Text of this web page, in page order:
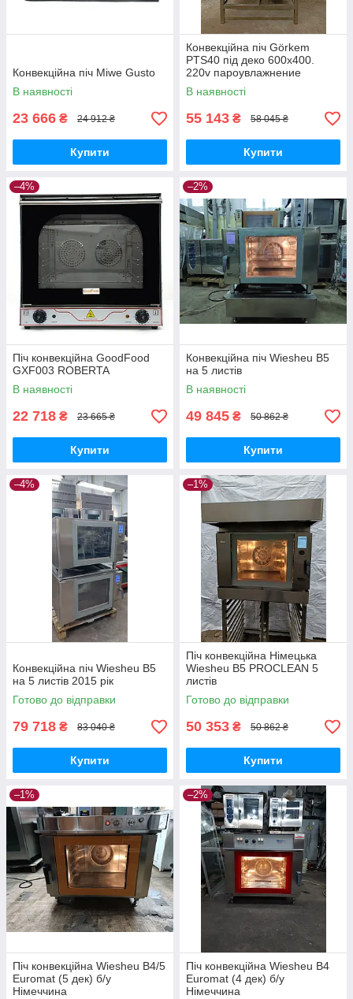
Конвекційна піч Miwe Gusto
В наявності
23 666 ₴ 24 912 ₴
Купити
Конвекційна піч Görkem
PTS40 під деко 600х400.
220v пароувлажнение
В наявності
55 143 ₴ 58 045 ₴
Купити
–4%
Піч конвекційна GoodFood
GXF003 ROBERTA
В наявності
22 718 ₴ 23 665 ₴
Купити
–2%
Конвекційна піч Wiesheu B5
на 5 листів
В наявності
49 845 ₴ 50 862 ₴
Купити
–4%
Конвекційна піч Wiesheu B5
на 5 листів 2015 рік
Готово до відправки
79 718 ₴ 83 040 ₴
Купити
–1%
Піч конвекційна Німецька
Wiesheu B5 PROCLEAN 5
листів
Готово до відправки
50 353 ₴ 50 862 ₴
Купити
–1%
Піч конвекційна Wiesheu B4/5
Euromat (5 дек) б/у
Німеччина
–2%
Піч конвекційна Wiesheu B4
Euromat (4 дек) б/у
Німеччина